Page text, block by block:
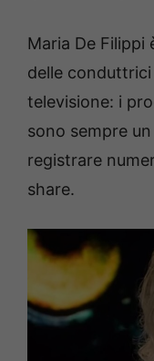
Maria De Filippi
delle
televisione: i
sono sempre
registrare
share.